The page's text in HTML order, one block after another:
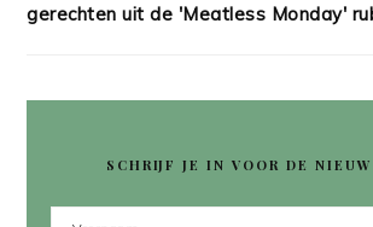
gerechten uit de 'Meatless Monday'
SCHRIJF JE IN VOOR DE